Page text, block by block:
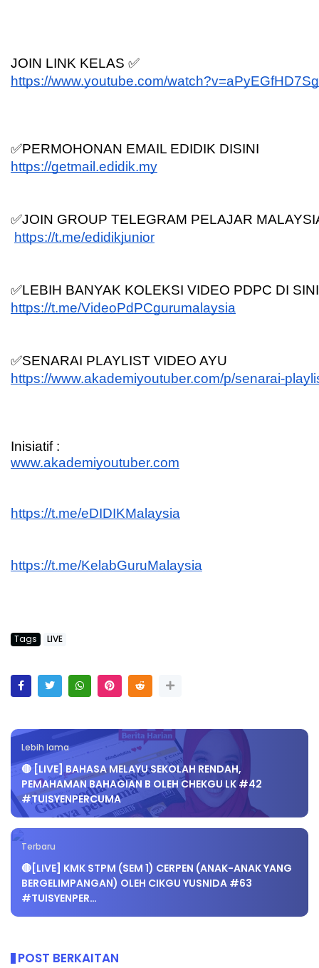
JOIN LINK KELAS ✅
https://www.youtube.com/watch?v=aPyEGfHD7Sg
✅PERMOHONAN EMAIL EDIDIK DISINI
https://getmail.edidik.my
✅JOIN GROUP TELEGRAM PELAJAR
https://t.me/edidikjunior
✅LEBIH BANYAK KOLEKSI VIDEO PDPC DI
https://t.me/VideoPdPCgurumalaysia
✅SENARAI PLAYLIST VIDEO AYU
https://www.akademiyoutuber.com/p/senarai-
Inisiatif :
www.akademiyoutuber.com
https://t.me/eDIDIKMalaysia
https://t.me/KelabGuruMalaysia
Tags LIVE
Lebih lama
🔴 [LIVE] BAHASA MELAYU SEKOLAH RENDAH,
PEMAHAMAN BAHAGIAN B OLEH CHEKGU LK #42
#TUISYENPERCUMA
Terbaru
🔴[LIVE] KMK STPM (SEM 1) CERPEN (ANAK-ANAK YANG
BERGELIMPANGAN) OLEH CIKGU YUSNIDA #63
#TUISYENPER…
POST BERKAITAN